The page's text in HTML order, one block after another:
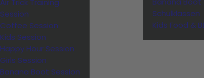
Air Trick Training
Session
Coffee Session
Kids Session
Happy Hour Session
Girls Session
Banana Boot Session
Schulklassen
Kids Food &